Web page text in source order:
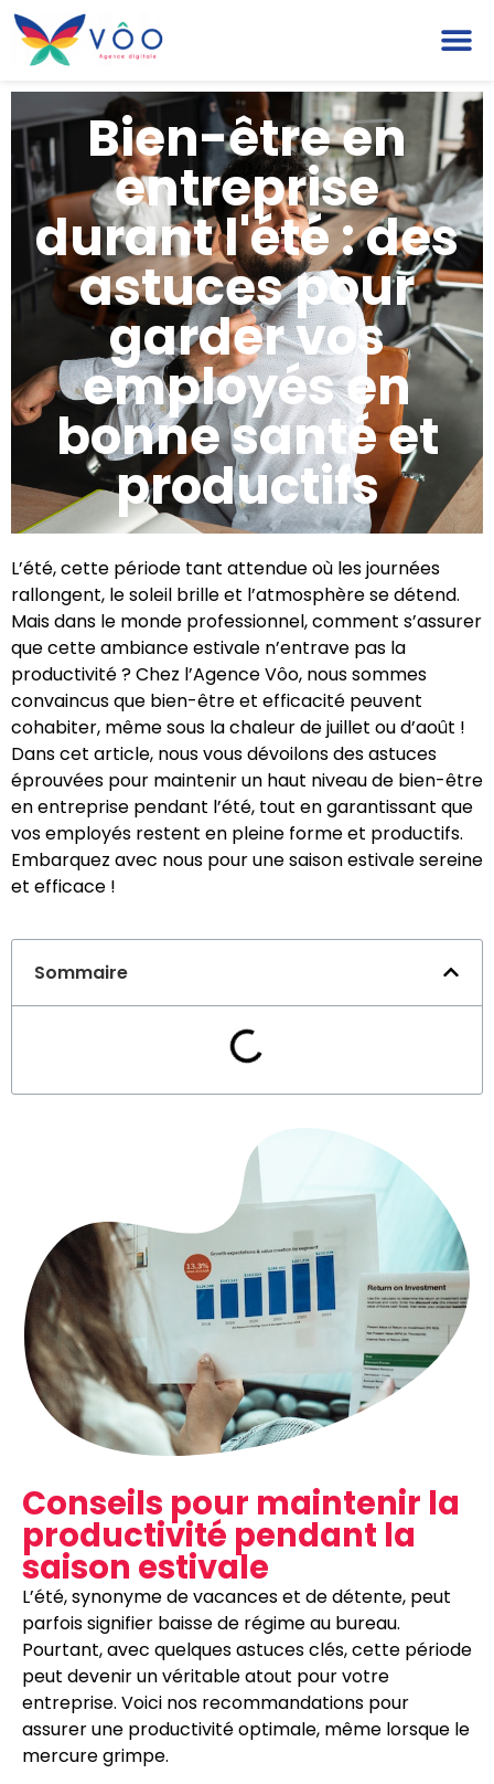
Bien-être en
entreprise
durant l'été : des
astuces pour
garder vos
employés en
bonne santé et
productifs
L’été, cette période tant attendue où les journées
rallongent, le soleil brille et l’atmosphère se détend.
Mais dans le monde professionnel, comment s’assurer
que cette ambiance estivale n’entrave pas la
productivité ? Chez l’Agence Vôo, nous sommes
convaincus que bien-être et efficacité peuvent
cohabiter, même sous la chaleur de juillet ou d’août !
Dans cet article, nous vous dévoilons des astuces
éprouvées pour maintenir un haut niveau de bien-être
en entreprise pendant l’été, tout en garantissant que
vos employés restent en pleine forme et productifs.
Embarquez avec nous pour une saison estivale sereine
et efficace !
Sommaire
Conseils pour maintenir la
productivité pendant la
saison estivale
L’été, synonyme de vacances et de détente, peut
parfois signifier baisse de régime au bureau.
Pourtant, avec quelques astuces clés, cette période
peut devenir un véritable atout pour votre
entreprise. Voici nos recommandations pour
assurer une productivité optimale, même lorsque le
mercure grimpe.